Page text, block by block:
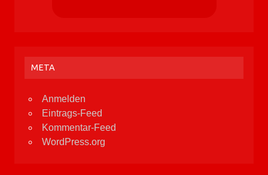
META
Anmelden
Eintrags-Feed
Kommentar-Feed
WordPress.org